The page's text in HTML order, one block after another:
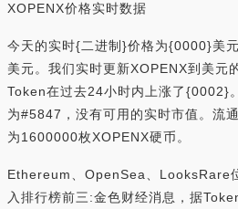
XOPENX价格实时数据
今天的实时{二进制}价格为{0000}美
美元。我们实时更新XOPENX到美元
Token在过去24小时内上涨了{0002}
为#5847，没有可用的实时市值。流
为1600000枚XOPENX硬币。
Ethereum、OpenSea、LooksRare
入排行榜前三:金色财经消息，据